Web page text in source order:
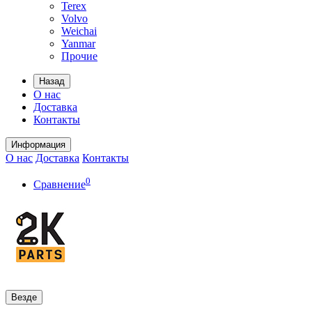
Terex
Volvo
Weichai
Yanmar
Прочие
Назад
О нас
Доставка
Контакты
Информация
О нас Доставка Контакты
Сравнение0
Везде